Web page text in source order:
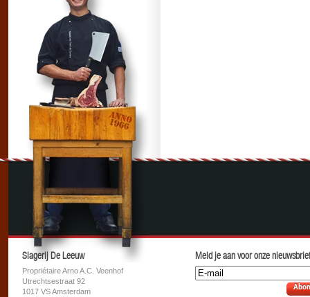
Slagerij De Leeuw
Propriétaire Arno A.C. Veenhof
Utrechtsestraat 92
1017 VS Amsterdam
Meld je aan voor onze